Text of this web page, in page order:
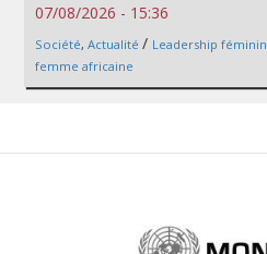
07/08/2026 - 15:36
Société, Actualité / Leadership féminin
femme africaine